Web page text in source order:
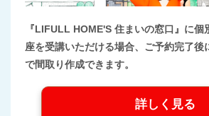
『LIFULL HOME'S 住まいの窓口』に
座を受講いただける場合、ご予約完了後
で間取り作成できます。
詳しく見る